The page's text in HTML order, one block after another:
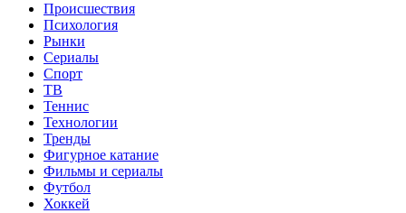
Происшествия
Психология
Рынки
Сериалы
Спорт
ТВ
Теннис
Технологии
Тренды
Фигурное катание
Фильмы и сериалы
Футбол
Хоккей